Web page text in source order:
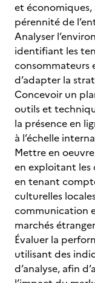
et économiques,
pérennité de
Analyser
identifiant les
consommateurs
d’adapter la
Concevoir un
outils et
la présence en
à l’échelle
Mettre en
en exploitant les
en tenant
culturelles
communication
marchés
Évaluer la
utilisant des
d’analyse, afin